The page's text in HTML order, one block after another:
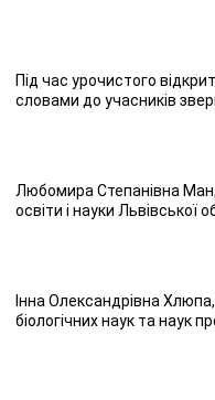
Під час урочистого
словами до учасників
Любомира Степанівна
освіти і науки Львівської
Інна Олександрівна Хлюпа,
біологічних наук та наук